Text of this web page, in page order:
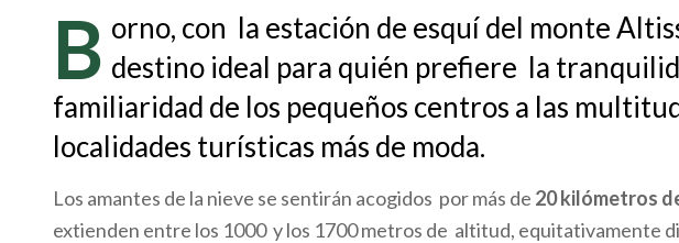
B orno, con la estación de esquí del monte
destino ideal para quién prefiere la
familiaridad de los pequeños centros a las
localidades turísticas más de moda.
Los amantes de la nieve se sentirán acogidos por más de 20 kilómetros
extienden entre los 1000 y los 1700 metros de altitud, equitativamente